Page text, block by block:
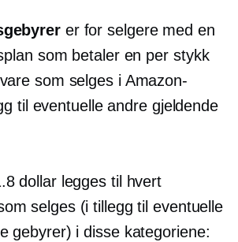
er for selgere med en
som betaler en per stykk
som selges i Amazon-
til eventuelle andre gjeldende
dollar legges til hvert
selges (i tillegg til eventuelle
gebyrer) i disse kategoriene: